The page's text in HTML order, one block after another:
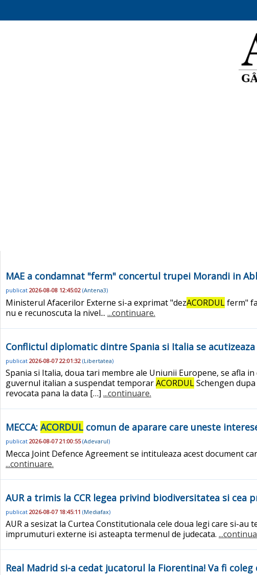
MAE a condamnat "ferm" concertul trupei Morandi in
publicat 2026-08-08 12:45:02 (Antena3)
Ministerul Afacerilor Externe si-a exprimat "dezACORDULferm"
nu e recunoscuta la nivel... ...continuare.
Conflictul diplomatic dintre Spania si Italia se
publicat 2026-08-07 22:01:32 (Libertatea)
Spania si Italia, doua tari membre ale Uniunii Europene, se afla
guvernul italian a suspendat temporarACORDULSchengen
revocata pana la data […] ...continuare.
MECCA: ACORDUL comun de aparare care uneste
publicat 2026-08-07 21:00:55(Adevarul)
Mecca Joint Defence Agreement se intituleaza acest document
...continuare.
AUR a trimis la CCR legea privind biodiversitatea si cea
publicat 2026-08-07 18:45:11 (Mediafax)
AUR a sesizat la Curtea Constitutionala cele doua legi care si-
imprumuturi externe isi asteapta termenul de judecata.
Real Madrid si-a cedat jucatorul la Fiorentina! Va fi coleg